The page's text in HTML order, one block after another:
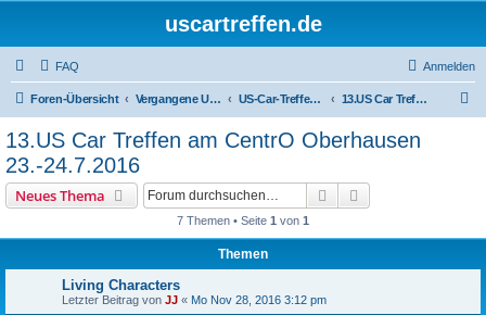
uscartreffen.de
FAQ Anmelden
Foren-Übersicht Vergangene US Car Treffen US-Car-Treffen 2016 13.US Car Treffen am CentrO Oberhausen 23.-24.7.2016
13.US Car Treffen am CentrO Oberhausen
23.-24.7.2016
Neues Thema Suche
7 Themen • Seite 1 von 1
Themen
Living Characters
Letzter Beitrag von JJ « Mo Nov 28, 2016 3:12 pm